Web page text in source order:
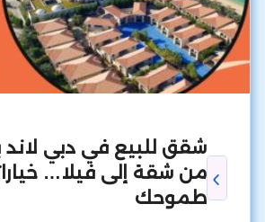
شقق للبيع في دبي لاند
من شقة إلى فيلا…
طموحك